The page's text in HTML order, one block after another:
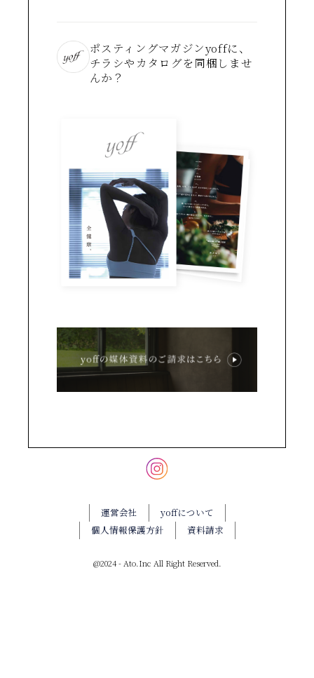
ポスティングマガジンyoffに、
チラシやカタログを同梱しませ
んか？
運営会社
yoffについて
個人情報保護方針
資料請求
@2024 - Ato.Inc All Right Reserved.